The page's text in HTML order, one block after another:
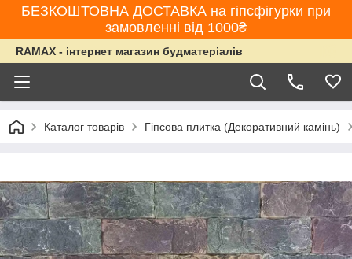
БЕЗКОШТОВНА ДОСТАВКА на гіпсфігурки при
замовленні від 1000₴
RAMAX - інтернет магазин будматеріалів
Каталог товарів Гіпсова плитка (Декоративний камінь)